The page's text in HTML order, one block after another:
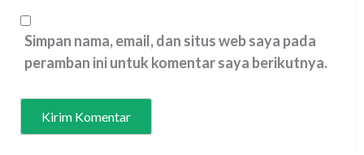
Simpan nama, email, dan situs web saya pada
peramban ini untuk komentar saya berikutnya.